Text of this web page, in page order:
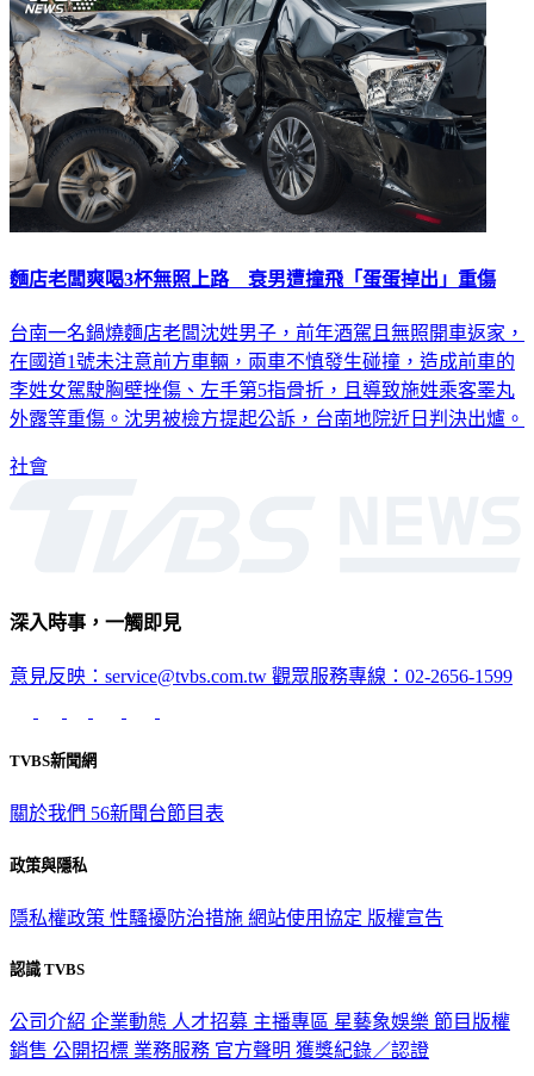
麵店老闆爽喝3杯無照上路 衰男遭撞飛「蛋蛋掉出」重傷
台南一名鍋燒麵店老闆沈姓男子，前年酒駕且無照開車返家，
在國道1號未注意前方車輛，兩車不慎發生碰撞，造成前車的
李姓女駕駛胸壁挫傷、左手第5指骨折，且導致施姓乘客睪丸
外露等重傷。沈男被檢方提起公訴，台南地院近日判決出爐。
社會
深入時事，一觸即見
意見反映：service@tvbs.com.tw 觀眾服務專線：02-2656-1599
TVBS新聞網
關於我們 56新聞台節目表
政策與隱私
隱私權政策 性騷擾防治措施 網站使用協定 版權宣告
認識 TVBS
公司介紹 企業動態 人才招募 主播專區 星藝象娛樂 節目版權
銷售 公開招標 業務服務 官方聲明 獲獎紀錄／認證